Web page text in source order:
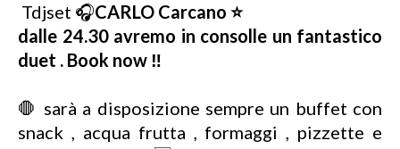
Tdjset 🎧CARLO Carcano ⭐
dalle 24.30 avremo in consolle un fantastico
duet . Book now ‼️
🛑 sarà a disposizione sempre un buffet con
snack , acqua frutta , formaggi , pizzette e